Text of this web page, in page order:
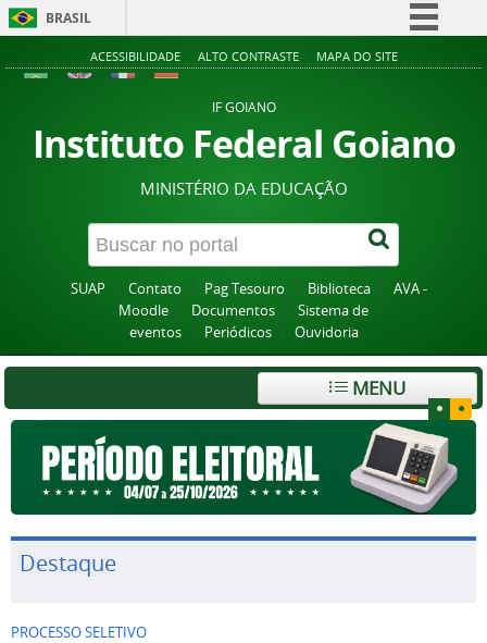
BRASIL
Simplifique!
Acesso à informação
Legislação
Canais
ACESSIBILIDADE ALTO CONTRASTE MAPA DO SITE
IF GOIANO
Instituto Federal Goiano
MINISTÉRIO DA EDUCAÇÃO
SUAP Contato Pag Tesouro Biblioteca
AVA -
Moodle
Documentos
Sistema de
eventos
Periódicos Ouvidoria
MENU
Destaque
PROCESSO SELETIVO